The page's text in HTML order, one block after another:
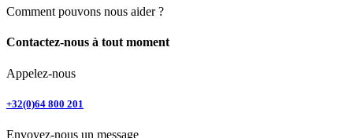
Comment pouvons nous aider ?
Contactez-nous à tout moment
Appelez-nous
+32(0)64 800 201
Envoyez-nous un message